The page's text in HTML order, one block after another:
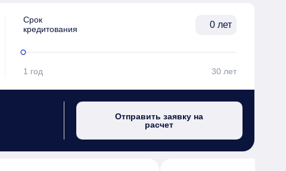
Срок
кредитования
лет
1 год 30 лет
Отправить заявку на
расчет